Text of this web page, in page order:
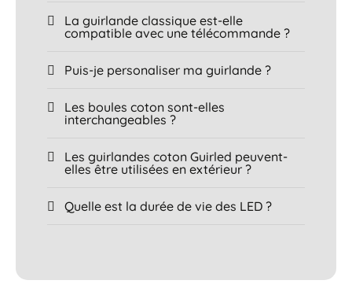
La guirlande classique est-elle
compatible avec une télécommande ?
Puis-je personaliser ma guirlande ?
Les boules coton sont-elles
interchangeables ?
Les guirlandes coton Guirled peuvent-
elles être utilisées en extérieur ?
Quelle est la durée de vie des LED ?